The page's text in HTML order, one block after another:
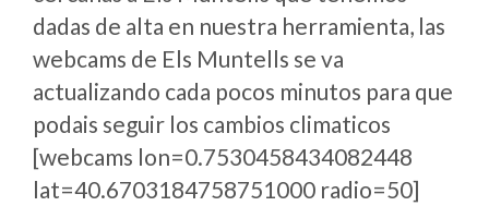
dadas de alta en nuestra herramienta, las
webcams de Els Muntells se va
actualizando cada pocos minutos para que
podais seguir los cambios climaticos
[webcams lon=0.7530458434082448
lat=40.6703184758751000 radio=50]